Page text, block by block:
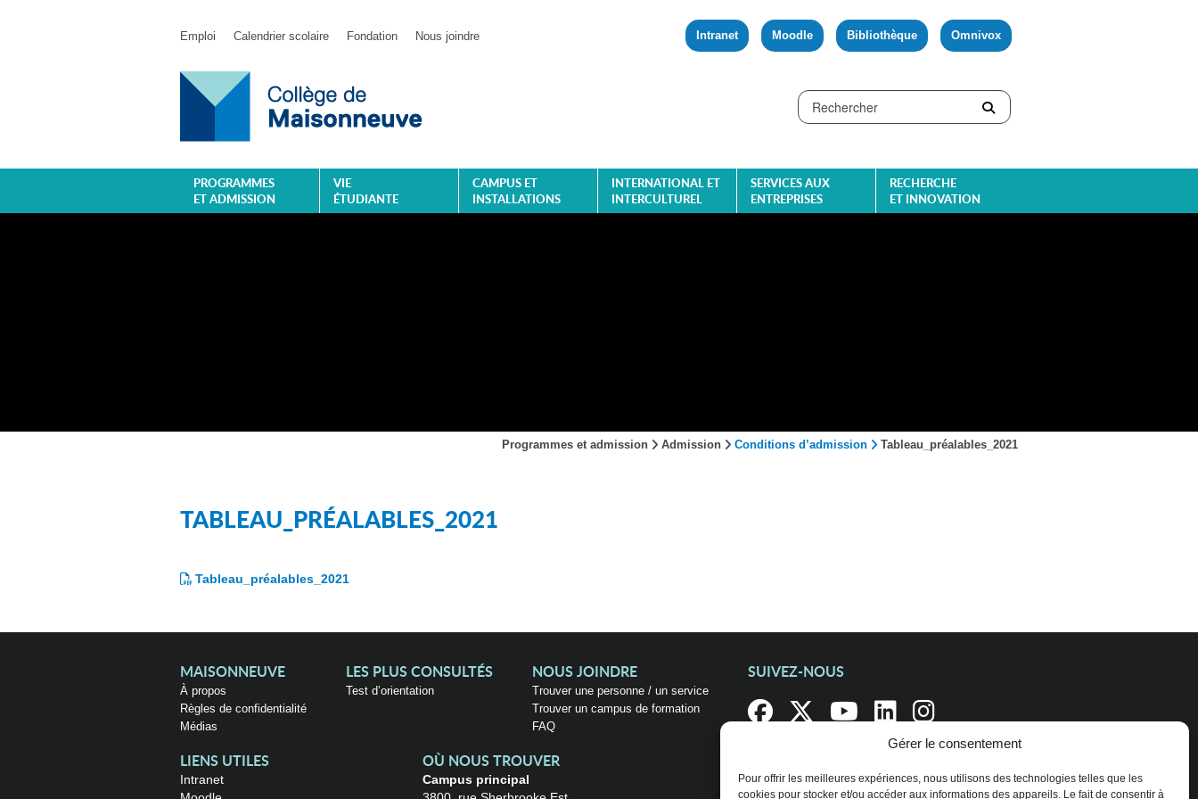
Gérer le consentement
Pour offrir les meilleures expériences, nous utilisons des technologies telles que les
cookies pour stocker et/ou accéder aux informations des appareils. Le fait de consentir à
Emploi Calendrier scolaire Fondation Nous joindre Intranet Moodle Bibliothèque Omnivox
PROGRAMMES
ET ADMISSION
VIE
ÉTUDIANTE
CAMPUS ET
INSTALLATIONS
INTERNATIONAL ET
INTERCULTUREL
SERVICES AUX
ENTREPRISES
RECHERCHE
ET INNOVATION
Programmes et admission Admission Conditions d’admission Tableau_préalables_2021
TABLEAU_PRÉALABLES_2021
Tableau_préalables_2021
MAISONNEUVE
À propos
Règles de confidentialité
Médias
LES PLUS CONSULTÉS
Test d’orientation
NOUS JOINDRE
Trouver une personne / un service
Trouver un campus de formation
FAQ
SUIVEZ-NOUS
LIENS UTILES
Intranet
OÙ NOUS TROUVER
Campus principal